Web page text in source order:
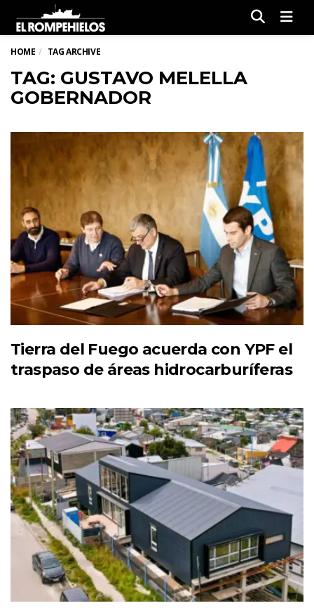
HOME TAG ARCHIVE
TAG: GUSTAVO MELELLA
GOBERNADOR
Tierra del Fuego acuerda con YPF el
traspaso de áreas hidrocarburíferas